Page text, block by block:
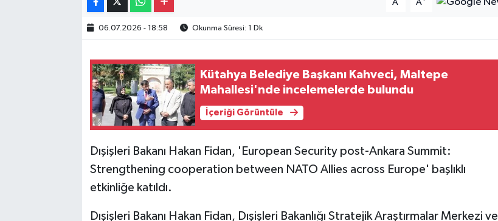
A A
06.07.2026 - 18:58 Okunma Süresi: 1 Dk
Kütahya Belediye Başkanı Kahveci, Maltepe
Mahallesi'nde incelemelerde bulundu
İçeriği Görüntüle
Dışişleri Bakanı Hakan Fidan, 'European Security post-Ankara Summit:
Strengthening cooperation between NATO Allies across Europe' başlıklı
etkinliğe katıldı.
Dışişleri Bakanı Hakan Fidan, Dışişleri Bakanlığı Stratejik Araştırmalar Merkezi ve